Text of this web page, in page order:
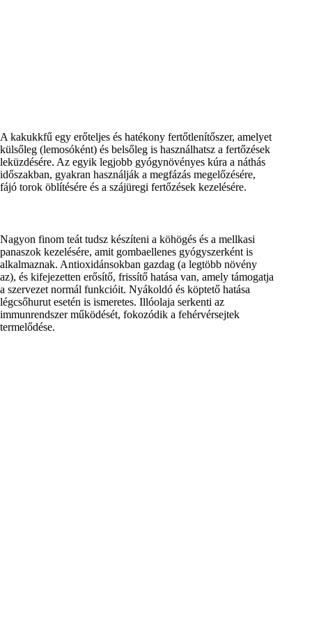
A kakukkfű egy erőteljes és hatékony fertőtlenítőszer, amelyet
külsőleg (lemosóként) és belsőleg is használhatsz a fertőzések
leküzdésére. Az egyik legjobb gyógynövényes kúra a náthás
időszakban, gyakran használják a megfázás megelőzésére,
fájó torok öblítésére és a szájüregi fertőzések kezelésére.
Nagyon finom teát tudsz készíteni a köhögés és a mellkasi
panaszok kezelésére, amit gombaellenes gyógyszerként is
alkalmaznak. Antioxidánsokban gazdag (a legtöbb növény
az), és kifejezetten erősítő, frissítő hatása van, amely támogatja
a szervezet normál funkcióit. Nyákoldó és köptető hatása
légcsőhurut esetén is ismeretes. Illóolaja serkenti az
immunrendszer működését, fokozódik a fehérvérsejtek
termelődése.